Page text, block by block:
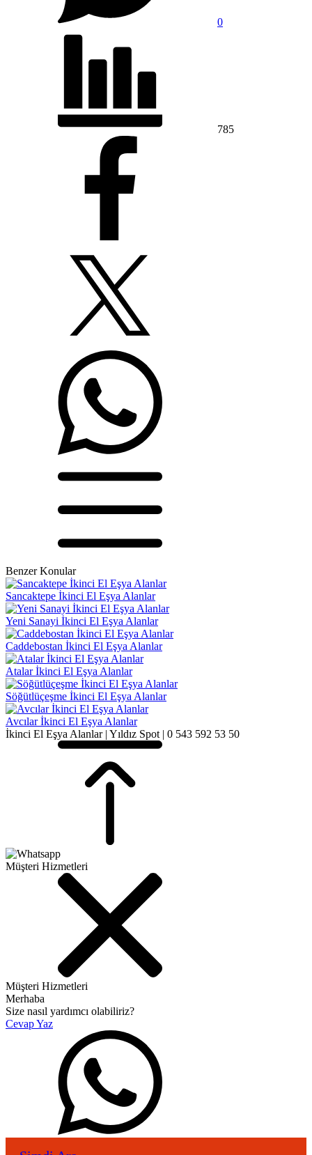
0
785
Benzer Konular
Sancaktepe İkinci El Eşya Alanlar
Yeni Sanayi İkinci El Eşya Alanlar
Caddebostan İkinci El Eşya Alanlar
Atalar İkinci El Eşya Alanlar
Söğütlüçeşme İkinci El Eşya Alanlar
Avcılar İkinci El Eşya Alanlar
İkinci El Eşya Alanlar | Yıldız Spot | 0 543 592 53 50
Müşteri Hizmetleri
Müşteri Hizmetleri
Merhaba
Size nasıl yardımcı olabiliriz?
Cevap Yaz